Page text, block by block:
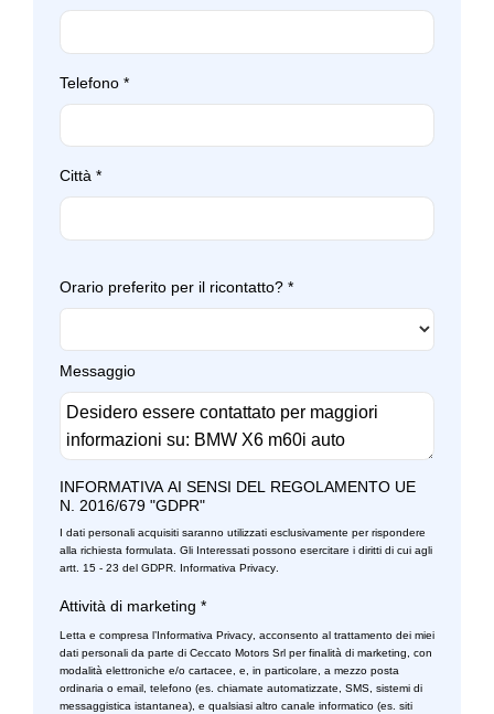
Sistema di protezione urto pedoni
Sistema di riconoscimento stanchezza guidatore
Sospensioni sportive
Strumentazione digitale con display
Supporto lombare
Tappetini
Tergicristalli
Terza luce stop
Volante in pelle
Telefono *
Città *
Orario preferito per il ricontatto? *
Messaggio
INFORMATIVA AI SENSI DEL REGOLAMENTO UE
N. 2016/679 "GDPR"
I dati personali acquisiti saranno utilizzati esclusivamente per rispondere
alla richiesta formulata. Gli Interessati possono esercitare i diritti di cui agli
artt. 15 - 23 del GDPR.
Informativa Privacy.
Attività di marketing *
Letta e compresa l’ Informativa Privacy, acconsento al trattamento dei miei
dati personali da parte di Ceccato Motors Srl per finalità di marketing, con
modalità elettroniche e/o cartacee, e, in particolare, a mezzo posta
ordinaria o email, telefono (es. chiamate automatizzate, SMS, sistemi di
messaggistica istantanea), e qualsiasi altro canale informatico (es. siti